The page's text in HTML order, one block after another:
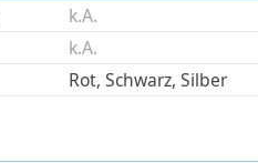
k.A.
k.A.
Rot, Schwarz, Silber